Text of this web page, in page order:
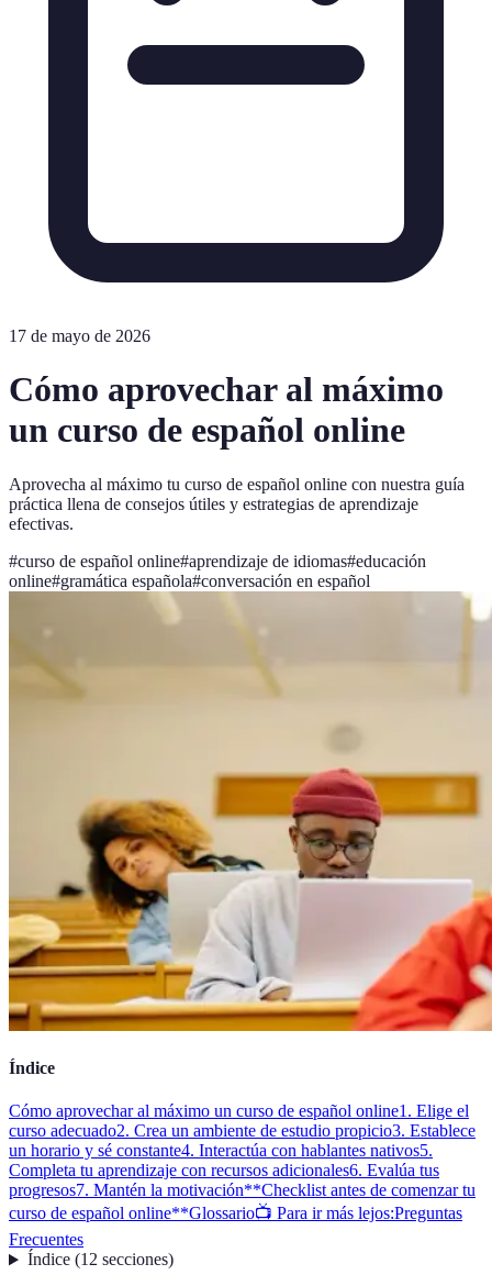
17 de mayo de 2026
Cómo aprovechar al máximo
un curso de español online
Aprovecha al máximo tu curso de español online con nuestra guía
práctica llena de consejos útiles y estrategias de aprendizaje
efectivas.
#curso de español online#aprendizaje de idiomas#educación
online#gramática española#conversación en español
Índice
Cómo aprovechar al máximo un curso de español online1. Elige el
curso adecuado2. Crea un ambiente de estudio propicio3. Establece
un horario y sé constante4. Interactúa con hablantes nativos5.
Completa tu aprendizaje con recursos adicionales6. Evalúa tus
progresos7. Mantén la motivación**Checklist antes de comenzar tu
curso de español online**Glossario📺 Para ir más lejos:Preguntas
Frecuentes
Índice(12 secciones)